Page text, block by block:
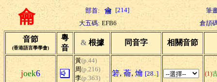
龠 部首: [214]
筆
大五碼: EFB6 倉頡
音節
(香港語言學學會)
粵
音
& 根據 同音字 相關音節
joek6
黃(p.44)
周(p.216)
李(p.363)
箬, 蘥, 爚 [28..] (1)